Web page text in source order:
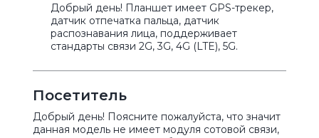
Добрый день! Планшет имеет GPS-трекер,
датчик отпечатка пальца, датчик
распознавания лица, поддерживает
стандарты связи 2G, 3G, 4G (LTE), 5G.
Посетитель
Добрый день! Поясните пожалуйста, что значит
данная модель не имеет модуля сотовой связи,